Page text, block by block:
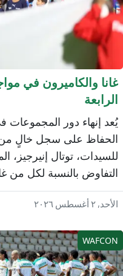
والكاميرون في
إنهاء دور المجموعات
على سجل خالٍ من
بالنسبة لكل من
٢ أغسطس ٢٠٢٦